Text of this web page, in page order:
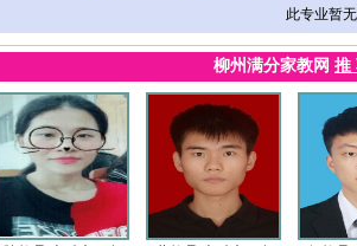
此专业暂
柳州满分家教网 推